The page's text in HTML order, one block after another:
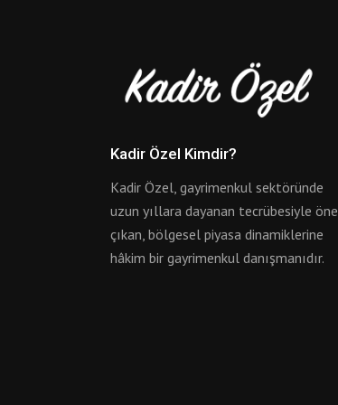
Kadir Özel Kimdir?
Kadir Özel, gayrimenkul sektöründe
uzun yıllara dayanan tecrübesiyle öne
çıkan, bölgesel piyasa dinamiklerine
hâkim bir gayrimenkul danışmanıdır.